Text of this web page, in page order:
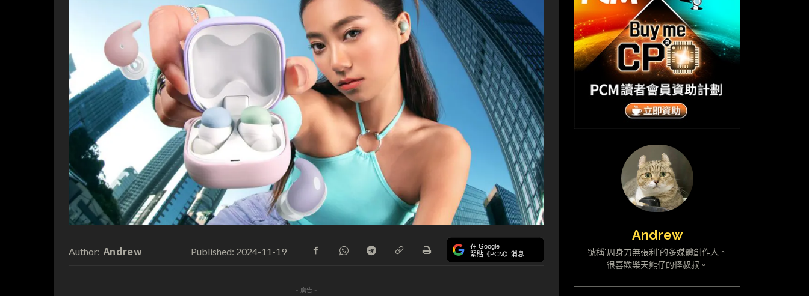
Author: Andrew Published: 2024-11-19 在 Google
緊貼《PCM》消息
- 廣告 -
Andrew
號稱"周身刀無張利"的多媒體創作人。
很喜歡樂天熊仔的怪叔叔。